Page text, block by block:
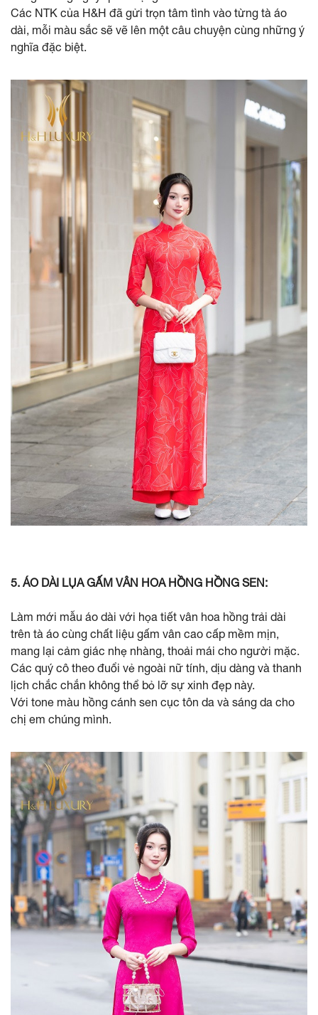
Các NTK của H&H đã gửi trọn tâm tình vào từng tà áo
dài, mỗi màu sắc sẽ vẽ lên một câu chuyện cùng những ý
nghĩa đặc biệt.
5. ÁO DÀI LỤA GẤM VÂN HOA HỒNG HỒNG SEN:
Làm mới mẫu áo dài với họa tiết vân hoa hồng trải dài
trên tà áo cùng chất liệu gấm vân cao cấp mềm mịn,
mang lại cảm giác nhẹ nhàng, thoải mái cho người mặc.
Các quý cô theo đuổi vẻ ngoài nữ tính, dịu dàng và thanh
lịch chắc chắn không thể bỏ lỡ sự xinh đẹp này.
Với tone màu hồng cánh sen cục tôn da và sáng da cho
chị em chúng mình.